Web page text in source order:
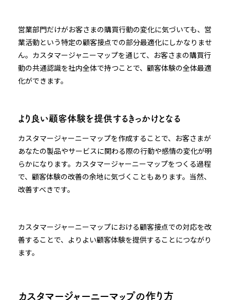
営業部門だけがお客さまの購買行動の変化に気づいても、営
業活動という特定の顧客接点での部分最適化にしかなりませ
ん。カスタマージャニーマップを通じて、お客さまの購買行
動の共通認識を社内全体で持つことで、顧客体験の全体最適
化ができます。
より良い顧客体験を提供するきっかけとなる
カスタマージャーニーマップを作成することで、お客さまが
あなたの製品やサービスに関わる際の行動や感情の変化が明
らかになります。カスタマージャーニーマップをつくる過程
で、顧客体験の改善の余地に気づくこともあります。当然、
改善すべきです。
カスタマージャーニーマップにおける顧客接点での対応を改
善することで、よりよい顧客体験を提供することにつながり
ます。
カスタマージャーニーマップの作り方